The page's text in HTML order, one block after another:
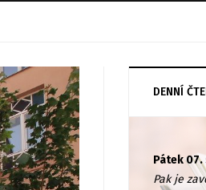
DENNÍ
Pátek
Pak je